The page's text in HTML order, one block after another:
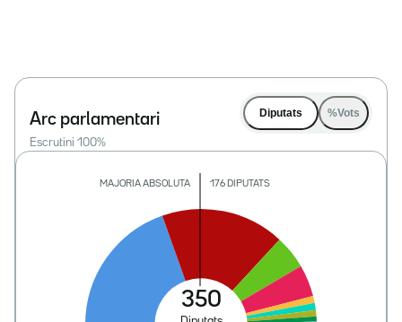
Arc parlamentari
Escrutini 100%
Diputats %Vots